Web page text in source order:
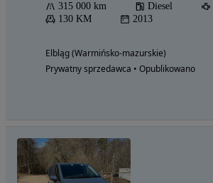
315 000 km Diesel
130 KM
2013
Elbląg (Warmińsko-mazurskie)
Prywatny sprzedawca • Opublikowano